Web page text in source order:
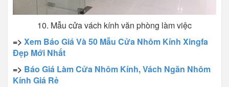
10. Mẫu cửa vách kính văn phòng làm việc
=> Xem Báo Giá Và 50 Mẫu Cửa Nhôm Kính Xingfa
Đẹp Mới Nhất
=> Báo Giá Làm Cửa Nhôm Kính, Vách Ngăn Nhôm
Kính Giá Rẻ